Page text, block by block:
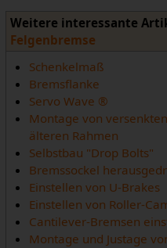
Weitere interessante
Felgenbremse
Schenkelmaß
Bremsflanke
Servo Wave ®
Montage von
älteren Rahmen
Selbstbau "Drop Bolts"
Bremssockel
Einstellen von U-Brakes
Einstellen von Roller-
Cantilever-Bremsen
Montage und Justage